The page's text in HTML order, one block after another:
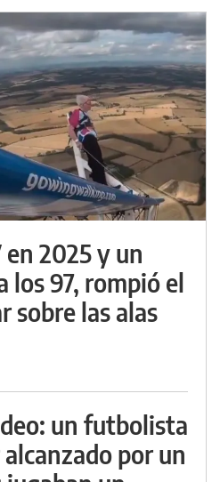
2025 y un
los 97, rompió el
sobre las alas
un futbolista
por un